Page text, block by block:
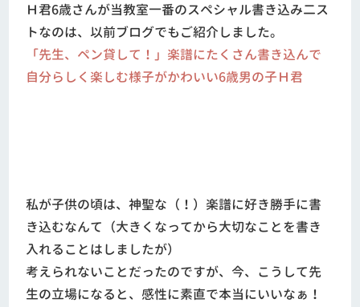
Ｈ君6歳さんが当教室一番のスペシャル書き込み二ス
トなのは、以前ブログでもご紹介しました。
「先生、ペン貸して！」楽譜にたくさん書き込んで
自分らしく楽しむ様子がかわいい6歳男の子Ｈ君
私が子供の頃は、神聖な（！）楽譜に好き勝手に書
き込むなんて（大きくなってから大切なことを書き
入れることはしましたが）
考えられないことだったのですが、今、こうして先
生の立場になると、感性に素直で本当にいいなぁ！